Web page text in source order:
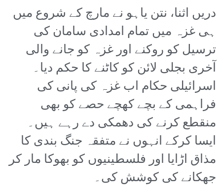
دریں اثنا، نتن یاہو نے مارچ کے شروع میں
ہی غزہ میں تمام امدادی سامان کی
ترسیل کو روکنے اور غزہ کو جانے والی
آخری بجلی لائن کو کاٹنے کا حکم دیا۔
اسرائیلی حکام اب غزہ کی پانی کی
فراہمی کے بچے کھچے حصے کو بھی
منقطع کرنے کی دھمکی دے رہے ہیں۔
ایسا کرکے انہوں نے متفقہ جنگ بندی کا
مذاق اڑایا اور فلسطینیوں کو بھوکا مار کر
جھکانے کی کوشش کی۔